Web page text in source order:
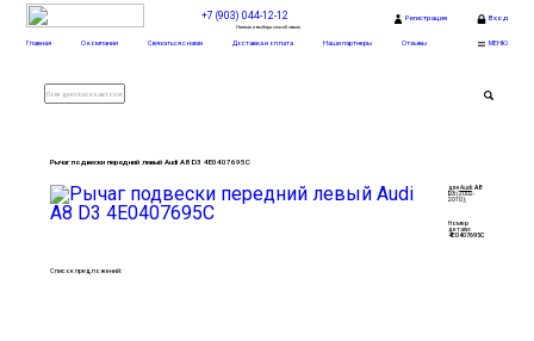
+7 (903) 044-12-12
Нажми и выбери способ связи
Регистрация Вход
Главная О компании Связаться с нами Доставка и оплата Наши партнеры Отзывы МЕНЮ
Рычаг подвески передний левый Audi A8 D3 4E0407695C
дляAudi:A8
D3(2002-
2010);
Номер
детали:
4E0407695C
Список предложений: